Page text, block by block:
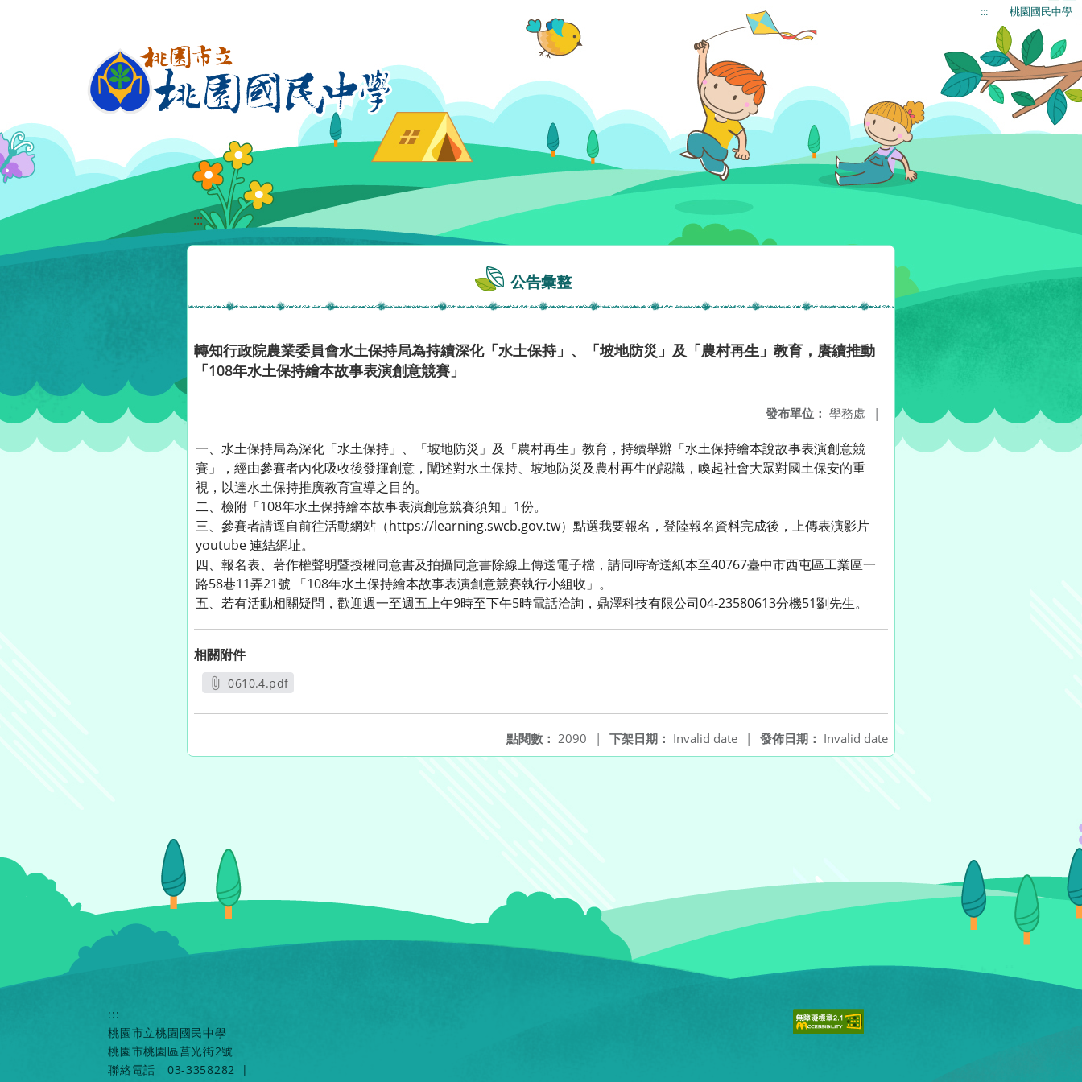
::: 桃園國民中學
:::
公告彙整
轉知行政院農業委員會水土保持局為持續深化「水土保持」、「坡地防災」及「農村再生」教育，賡續推動
「108年水土保持繪本故事表演創意競賽」
發布單位： 學務處 |
一、水土保持局為深化「水土保持」、「坡地防災」及「農村再生」教育，持續舉辦「水土保持繪本說故事表演創意競
賽」，經由參賽者內化吸收後發揮創意，闡述對水土保持、坡地防災及農村再生的認識，喚起社會大眾對國土保安的重
視，以達水土保持推廣教育宣導之目的。
二、檢附「108年水土保持繪本故事表演創意競賽須知」1份。
三、參賽者請逕自前往活動網站（https://learning.swcb.gov.tw）點選我要報名，登陸報名資料完成後，上傳表演影片
youtube 連結網址。
四、報名表、著作權聲明暨授權同意書及拍攝同意書除線上傳送電子檔，請同時寄送紙本至40767臺中市西屯區工業區一
路58巷11弄21號 「108年水土保持繪本故事表演創意競賽執行小組收」。
五、若有活動相關疑問，歡迎週一至週五上午9時至下午5時電話洽詢，鼎澤科技有限公司04-23580613分機51劉先生。
相關附件
0610.4.pdf
發佈日期： Invalid date
下架日期： Invalid date |
點閱數： 2090 |
:::
桃園市立桃園國民中學
桃園市桃園區莒光街2號
聯絡電話
03-3358282
|